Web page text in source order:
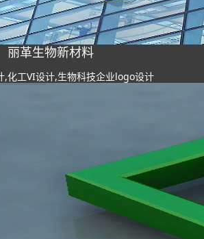
丽革生物新材料
,化工VI设计,生物科技企业logo设计